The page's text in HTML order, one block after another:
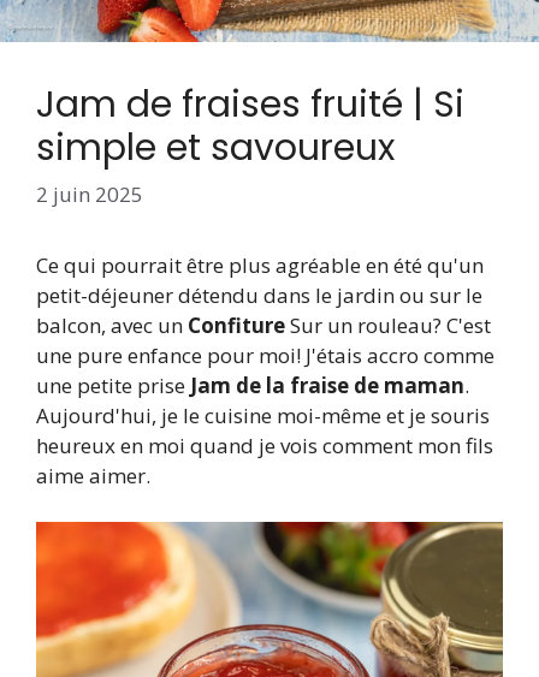
Jam de fraises fruité | Si
simple et savoureux
2 juin 2025
Ce qui pourrait être plus agréable en été qu'un
petit-déjeuner détendu dans le jardin ou sur le
balcon, avec un ConfitureSur un rouleau? C'est
une pure enfance pour moi! J'étais accro comme
une petite prise Jam de la fraise de maman.
Aujourd'hui, je le cuisine moi-même et je souris
heureux en moi quand je vois comment mon fils
aime aimer.